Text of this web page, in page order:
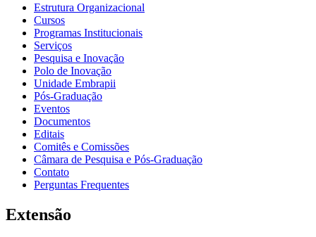
Estrutura Organizacional
Cursos
Programas Institucionais
Serviços
Pesquisa e Inovação
Polo de Inovação
Unidade Embrapii
Pós-Graduação
Eventos
Documentos
Editais
Comitês e Comissões
Câmara de Pesquisa e Pós-Graduação
Contato
Perguntas Frequentes
Extensão